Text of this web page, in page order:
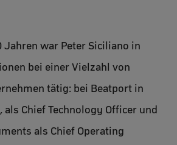
Jahren war Peter Siciliano in
bei einer Vielzahl von
tätig: bei Beatport in
als Chief Technology Officer und
als Chief Operating